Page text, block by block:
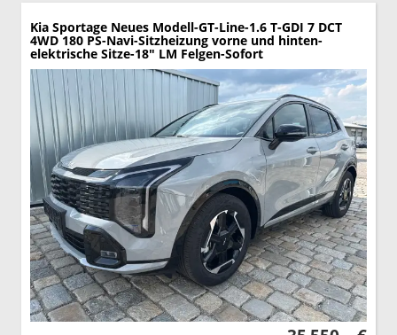
Kia Sportage Neues Modell-GT-Line-1.6 T-GDI 7 DCT
4WD 180 PS-Navi-Sitzheizung vorne und hinten-
elektrische Sitze-18" LM Felgen-Sofort